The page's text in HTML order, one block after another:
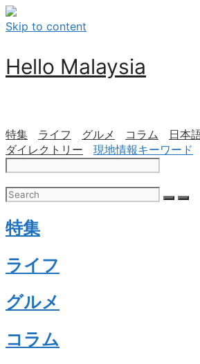
Skip to content
Hello Malaysia
特集 ライフ グルメ コラム 日本
ダイレクトリー
現地情報キーワード
特集
ライフ
グルメ
コラム